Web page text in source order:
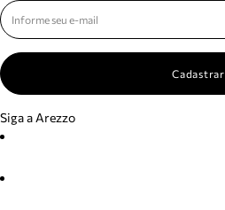
Cadastrar
Siga a Arezzo